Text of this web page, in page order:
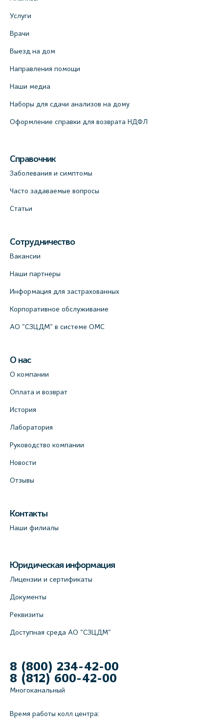
Услуги
Врачи
Выезд на дом
Направления помощи
Наши медиа
Наборы для сдачи анализов на дому
Оформление справки для возврата НДФЛ
Справочник
Заболевания и симптомы
Часто задаваемые вопросы
Статьи
Сотрудничество
Вакансии
Наши партнеры
Информация для застрахованных
Корпоративное обслуживание
АО "СЗЦДМ" в системе ОМС
О нас
О компании
Оплата и возврат
История
Лаборатория
Руководство компании
Новости
Отзывы
Контакты
Наши филиалы
Юридическая информация
Лицензии и сертификаты
Документы
Реквизиты
Доступная среда АО "СЗЦДМ"
8 (800) 234-42-00
8 (812) 600-42-00
Многоканальный
Время работы колл центра: